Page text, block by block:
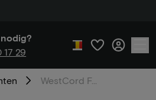
29
WestCord Fashion Hotel Amsterdam | Verken Amsterdam vanuit 4*-hotel met skybar & wellness | incl. 3-gangendiner